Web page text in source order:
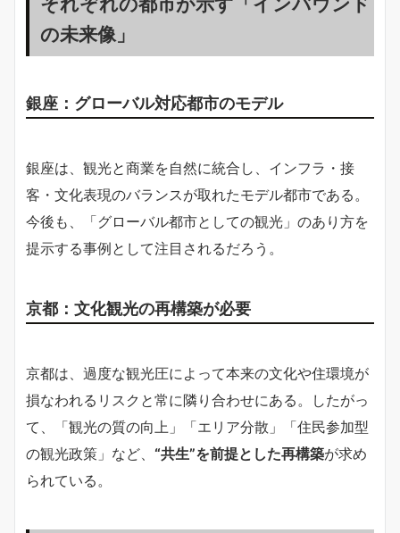
の未来像」
銀座：グローバル対応都市のモデル
銀座は、観光と商業を自然に統合し、インフラ・接
客・文化表現のバランスが取れたモデル都市である。
今後も、「グローバル都市としての観光」のあり方を
提示する事例として注目されるだろう。
京都：文化観光の再構築が必要
京都は、過度な観光圧によって本来の文化や住環境が
損なわれるリスクと常に隣り合わせにある。したがっ
て、「観光の質の向上」「エリア分散」「住民参加型
の観光政策」など、 “共生”を前提とした再構築が求め
られている。